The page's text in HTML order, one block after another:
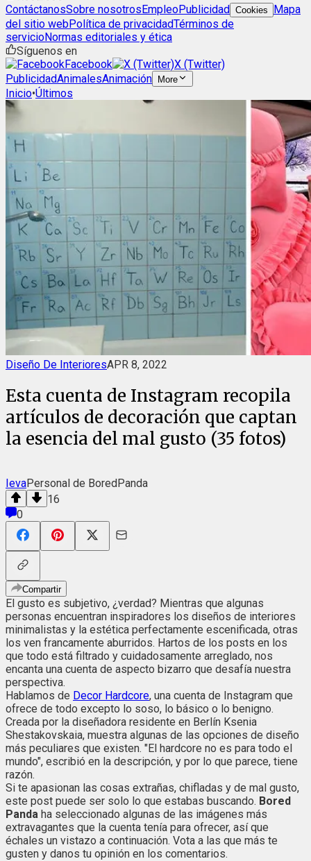
ContáctanosSobre nosotrosEmpleoPublicidad Cookies
Mapa
del sitio webPolítica de privacidadTérminos de
servicioNormas editoriales y ética
Síguenos en
Facebook
X (Twitter)
PublicidadAnimalesAnimación More
Inicio•Últimos
Diseño De InterioresAPR 8, 2022
Esta cuenta de Instagram recopila
artículos de decoración que captan
la esencia del mal gusto (35 fotos)
IevaPersonal de BoredPanda
16
0
Compartir
El gusto es subjetivo, ¿verdad? Mientras que algunas
personas encuentran inspiradores los diseños de interiores
minimalistas y la estética perfectamente escenificada, otras
los ven francamente aburridos. Hartos de los posts en los
que todo está filtrado y cuidadosamente arreglado, nos
encanta una cuenta de aspecto bizarro que desafía nuestra
perspectiva.
Hablamos de Decor Hardcore, una cuenta de Instagram que
ofrece de todo excepto lo soso, lo básico o lo benigno.
Creada por la diseñadora residente en Berlín Ksenia
Shestakovskaia, muestra algunas de las opciones de diseño
más peculiares que existen. "El hardcore no es para todo el
mundo", escribió en la descripción, y por lo que parece, tiene
razón.
Si te apasionan las cosas extrañas, chifladas y de mal gusto,
este post puede ser solo lo que estabas buscando. Bored
Panda ha seleccionado algunas de las imágenes más
extravagantes que la cuenta tenía para ofrecer, así que
échales un vistazo a continuación. Vota a las que más te
gusten y danos tu opinión en los comentarios.